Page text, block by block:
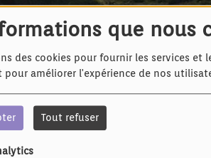
que nous
des cookies pour fournir les services et
pour améliorer l'expérience de nos
Tout refuser